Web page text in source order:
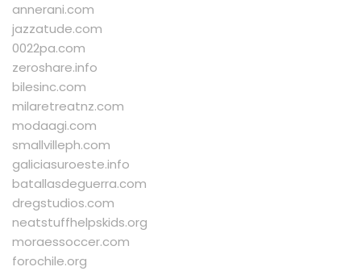
annerani.com
jazzatude.com
0022pa.com
zeroshare.info
bilesinc.com
milaretreatnz.com
modaagi.com
smallvilleph.com
galiciasuroeste.info
batallasdeguerra.com
dregstudios.com
neatstuffhelpskids.org
moraessoccer.com
forochile.org